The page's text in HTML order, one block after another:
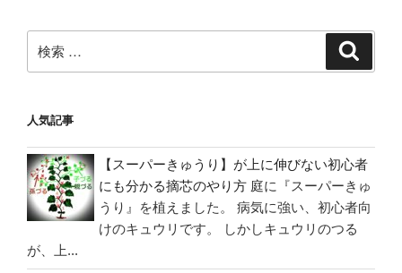
検
索:
人気記事
【スーパーきゅうり】が上に伸びない初心者
にも分かる摘芯のやり方 庭に『スーパーきゅ
うり』を植えました。 病気に強い、初心者向
けのキュウリです。 しかしキュウリのつる
が、上...